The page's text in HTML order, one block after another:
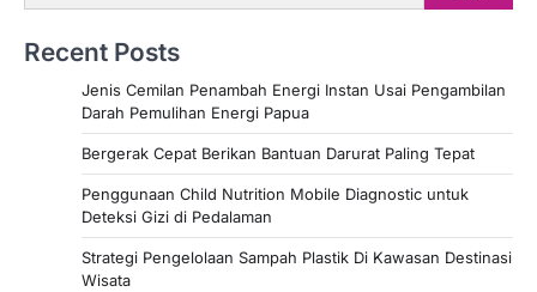
Recent Posts
Jenis Cemilan Penambah Energi Instan Usai Pengambilan
Darah Pemulihan Energi Papua
Bergerak Cepat Berikan Bantuan Darurat Paling Tepat
Penggunaan Child Nutrition Mobile Diagnostic untuk
Deteksi Gizi di Pedalaman
Strategi Pengelolaan Sampah Plastik Di Kawasan Destinasi
Wisata